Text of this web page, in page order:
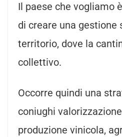
Il paese che vogliamo
di creare una gestione
territorio, dove la
collettivo.
Occorre quindi una
coniughi
produzione vinicola,